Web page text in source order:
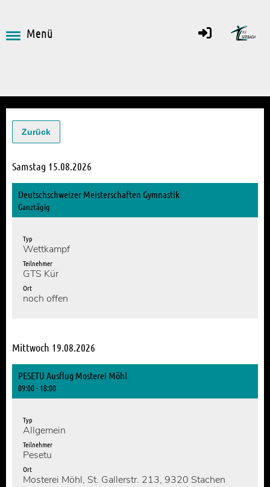
Menü
Zurück
Samstag 15.08.2026
Deutschschweizer Meisterschaften Gymnastik
Ganztägig
Typ
Wettkampf
Teilnehmer
GTS Kür
Ort
noch offen
Mittwoch 19.08.2026
PESETU Ausflug Mosterei Möhl
09:00 - 18:00
Typ
Allgemein
Teilnehmer
Pesetu
Ort
Mosterei Möhl, St. Gallerstr. 213, 9320 Stachen